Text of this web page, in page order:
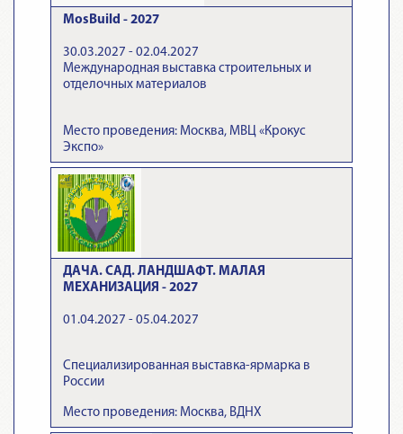
MosBuild - 2027
30.03.2027 - 02.04.2027
Международная выставка строительных и
отделочных материалов
Место проведения: Москва, МВЦ «Крокус
Экспо»
ДАЧА. САД. ЛАНДШАФТ. МАЛАЯ
МЕХАНИЗАЦИЯ - 2027
01.04.2027 - 05.04.2027
Специализированная выставка-ярмарка в
России
Место проведения: Москва, ВДНХ